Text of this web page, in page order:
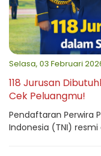
Selasa, 03 Februari
118 Jurusan
Cek Peluangmu!
Pendaftaran Perwira
Indonesia (TNI) resmi